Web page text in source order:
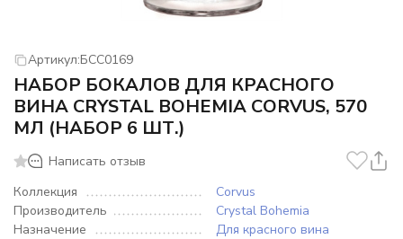
Артикул:БСС0169
НАБОР БОКАЛОВ ДЛЯ КРАСНОГО
ВИНА CRYSTAL BOHEMIA CORVUS, 570
МЛ (НАБОР 6 ШТ.)
Написать отзыв
Коллекция
Corvus
Производитель
Crystal Bohemia
Назначение
Для красного вина